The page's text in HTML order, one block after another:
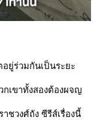
ยู่ร่วมกันเป็นระยะ
เขาทั้งสองต้องผจญ
ชวงศ์ถัง ซีรีส์เรื่องนี้